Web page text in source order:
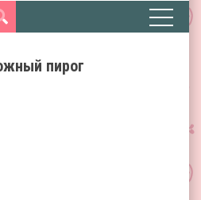
пирог